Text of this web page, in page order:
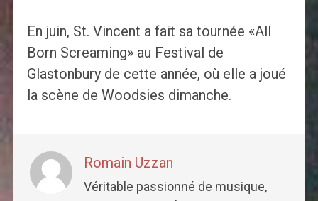
En juin, St. Vincent a fait sa tournée «All
Born Screaming» au Festival de
Glastonbury de cette année, où elle a joué
la scène de Woodsies dimanche.
Romain Uzzan
Véritable passionné de musique,